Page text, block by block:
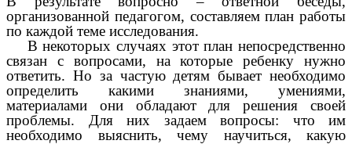
организованной педагогом, составляем план работы
по каждой теме исследования.
В некоторых случаях этот план непосредственно
связан с вопросами, на которые ребенку нужно
ответить. Но за частую детям бывает необходимо
определить какими знаниями, умениями,
материалами они обладают для решения своей
проблемы. Для них задаем вопросы: что им
необходимо выяснить, чему научиться, какую